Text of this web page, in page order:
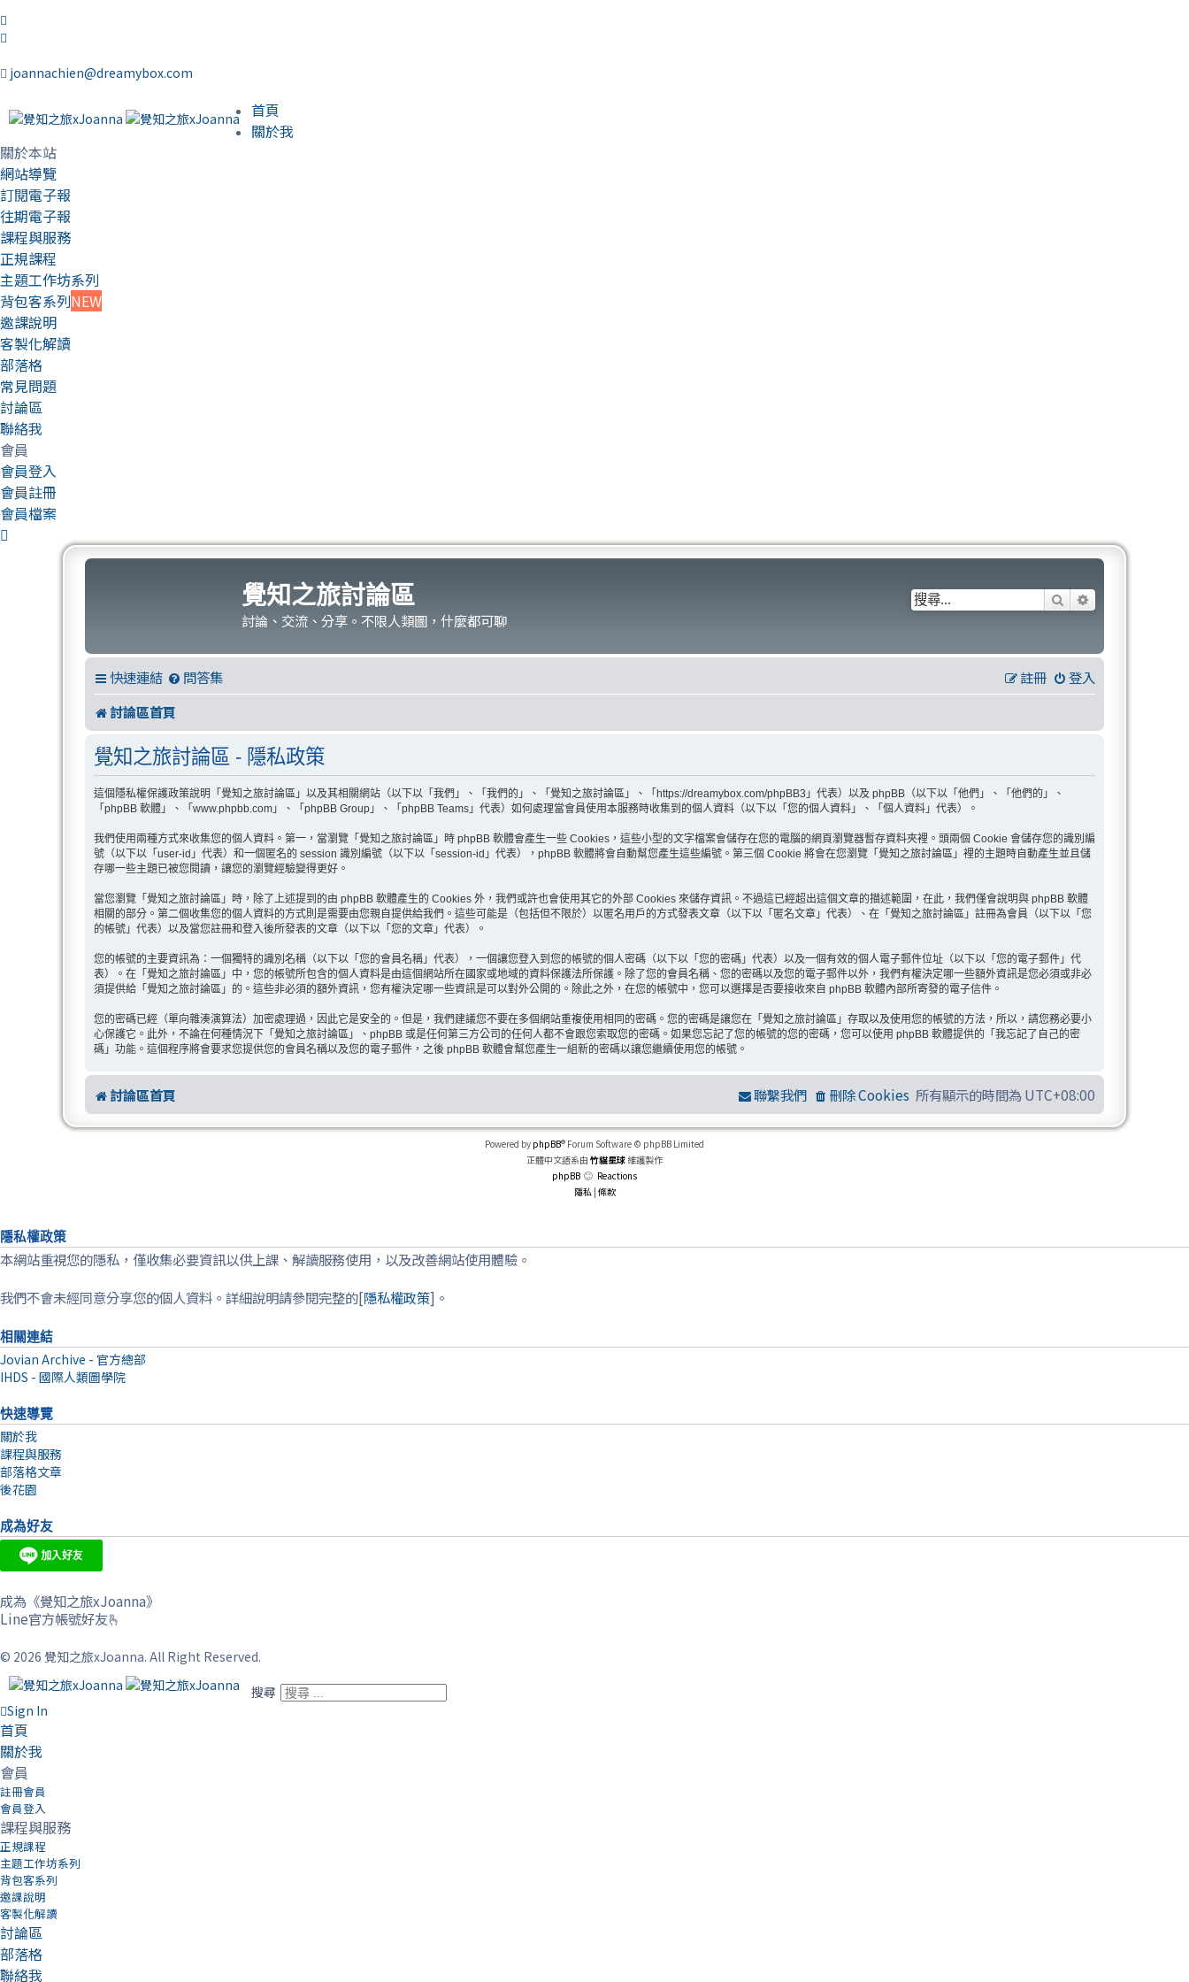
joannachien@dreamybox.com
首頁
關於我
關於本站
網站導覽
訂閱電子報
往期電子報
課程與服務
正規課程
主題工作坊系列
背包客系列NEW
邀課說明
客製化解讀
部落格
常見問題
討論區
聯絡我
會員
會員登入
會員註冊
會員檔案
覺知之旅討論區
討論、交流、分享。不限人類圖，什麼都可聊
搜尋
快速連結 問答集 登入
註冊
討論區首頁
覺知之旅討論區 - 隱私政策
這個隱私權保護政策說明「覺知之旅討論區」以及其相關網站（以下以「我們」、「我們的」、「覺知之旅討論區」、「https://dreamybox.com/phpBB3」代表）以及 phpBB（以下以「他們」、「他們的」、
「phpBB 軟體」、「www.phpbb.com」、「phpBB Group」、「phpBB Teams」代表）如何處理當會員使用本服務時收集到的個人資料（以下以「您的個人資料」、「個人資料」代表）。
我們使用兩種方式來收集您的個人資料。第一，當瀏覽「覺知之旅討論區」時 phpBB 軟體會產生一些 Cookies，這些小型的文字檔案會儲存在您的電腦的網頁瀏覽器暫存資料夾裡。頭兩個 Cookie 會儲存您的識別編
號（以下以「user-id」代表）和一個匿名的 session 識別編號（以下以「session-id」代表），phpBB 軟體將會自動幫您產生這些編號。第三個 Cookie 將會在您瀏覽「覺知之旅討論區」裡的主題時自動產生並且儲
存哪一些主題已被您閱讀，讓您的瀏覽經驗變得更好。
當您瀏覽「覺知之旅討論區」時，除了上述提到的由 phpBB 軟體產生的 Cookies 外，我們或許也會使用其它的外部 Cookies 來儲存資訊。不過這已經超出這個文章的描述範圍，在此，我們僅會說明與 phpBB 軟體
相關的部分。第二個收集您的個人資料的方式則是需要由您親自提供給我們。這些可能是（包括但不限於）以匿名用戶的方式發表文章（以下以「匿名文章」代表）、在「覺知之旅討論區」註冊為會員（以下以「您
的帳號」代表）以及當您註冊和登入後所發表的文章（以下以「您的文章」代表）。
您的帳號的主要資訊為：一個獨特的識別名稱（以下以「您的會員名稱」代表），一個讓您登入到您的帳號的個人密碼（以下以「您的密碼」代表）以及一個有效的個人電子郵件位址（以下以「您的電子郵件」代
表）。在「覺知之旅討論區」中，您的帳號所包含的個人資料是由這個網站所在國家或地域的資料保護法所保護。除了您的會員名稱、您的密碼以及您的電子郵件以外，我們有權決定哪一些額外資訊是您必須或非必
須提供給「覺知之旅討論區」的。這些非必須的額外資訊，您有權決定哪一些資訊是可以對外公開的。除此之外，在您的帳號中，您可以選擇是否要接收來自 phpBB 軟體內部所寄發的電子信件。
您的密碼已經（單向雜湊演算法）加密處理過，因此它是安全的。但是，我們建議您不要在多個網站重複使用相同的密碼。您的密碼是讓您在「覺知之旅討論區」存取以及使用您的帳號的方法，所以，請您務必要小
心保護它。此外，不論在何種情況下「覺知之旅討論區」、phpBB 或是任何第三方公司的任何人都不會跟您索取您的密碼。如果您忘記了您的帳號的您的密碼，您可以使用 phpBB 軟體提供的「我忘記了自己的密
碼」功能。這個程序將會要求您提供您的會員名稱以及您的電子郵件，之後 phpBB 軟體會幫您產生一組新的密碼以讓您繼續使用您的帳號。
討論區首頁 所有顯示的時間為UTC+08:00
刪除 Cookies
聯繫我們
Powered by phpBB® Forum Software © phpBB Limited
正體中文語系由 竹貓星球 維護製作
phpBB
Reactions
隱私 | 條款
隱私權政策
本網站重視您的隱私，僅收集必要資訊以供上課、解讀服務使用，以及改善網站使用體驗。
我們不會未經同意分享您的個人資料。詳細說明請參閱完整的[隱私權政策]。
相關連結
Jovian Archive - 官方總部
IHDS - 國際人類圖學院
快速導覽
關於我
課程與服務
部落格文章
後花園
成為好友
成為《覺知之旅xJoanna》
Line官方帳號好友🫰
© 2026 覺知之旅xJoanna. All Right Reserved.
搜尋
Sign In
首頁
關於我
會員
註冊會員
會員登入
課程與服務
正規課程
主題工作坊系列
背包客系列
邀課說明
客製化解讀
討論區
部落格
聯絡我